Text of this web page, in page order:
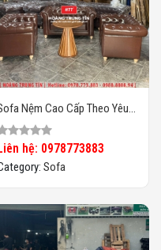
Nệm Cao Cấp Theo Yêu
HTT04
Liên hệ: 0978773883
Sofa